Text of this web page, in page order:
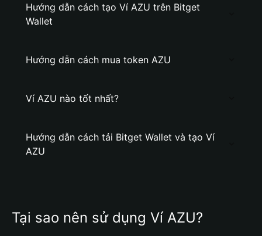
Hướng dẫn cách tạo Ví AZU trên Bitget
Wallet
Hướng dẫn cách mua token AZU
Ví AZU nào tốt nhất?
Hướng dẫn cách tải Bitget Wallet và tạo Ví
AZU
Tại sao nên sử dụng Ví AZU?